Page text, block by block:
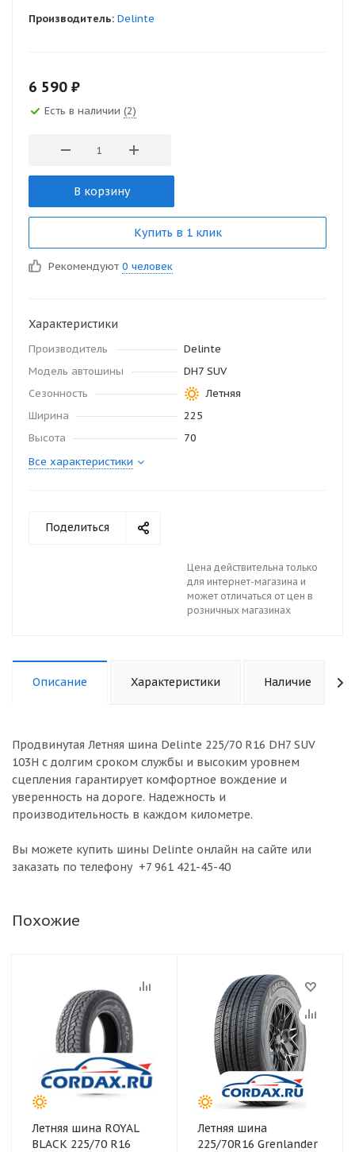
Производитель: Delinte
6 590 ₽
Есть в наличии (2)
В корзину
Купить в 1 клик
Рекомендуют 0 человек
Характеристики
Производитель
Delinte
Модель автошины
DH7 SUV
Сезонность
Летняя
Ширина
225
Высота
70
Все характеристики
Поделиться
Цена действительна только
для интернет-магазина и
может отличаться от цен в
розничных магазинах
Описание Характеристики Наличие
Продвинутая Летняя шина Delinte 225/70 R16 DH7 SUV
103H с долгим сроком службы и высоким уровнем
сцепления гарантирует комфортное вождение и
уверенность на дороге. Надежность и
производительность в каждом километре.
Вы можете купить шины Delinte онлайн на сайте или
заказать по телефону +7 961 421-45-40
Похожие
Летняя шина ROYAL
BLACK 225/70 R16
Летняя шина
225/70R16 Grenlander